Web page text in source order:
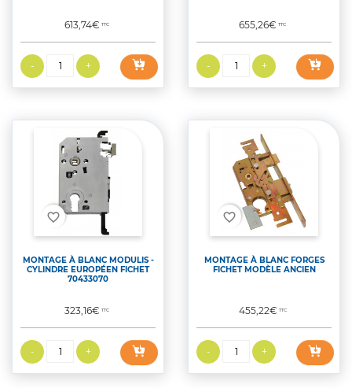
Prix
613,74€TTC Prix
655,26€TTC
favorite_border
MONTAGE À BLANC MODULIS -
CYLINDRE EUROPÉEN FICHET
70433070
Prix
323,16€TTC
favorite_border
MONTAGE À BLANC FORGES
FICHET MODÈLE ANCIEN
Prix
455,22€TTC